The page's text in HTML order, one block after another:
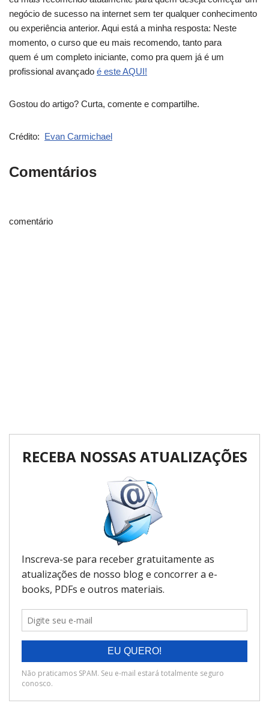
negócio de sucesso na internet sem ter qualquer conhecimento
ou experiência anterior. Aqui está a minha resposta: Neste
momento, o curso que eu mais recomendo, tanto para
quem é um completo iniciante, como pra quem já é um
profissional avançado é este AQUI!
Gostou do artigo? Curta, comente e compartilhe.
Crédito: Evan Carmichael
Comentários
comentário